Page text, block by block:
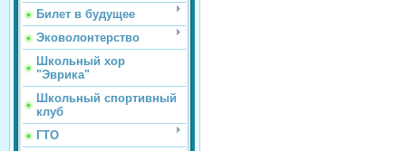
Билет в будущее
Эковолонтерство
Школьный хор
"Эврика"
Школьный спортивный
клуб
ГТО